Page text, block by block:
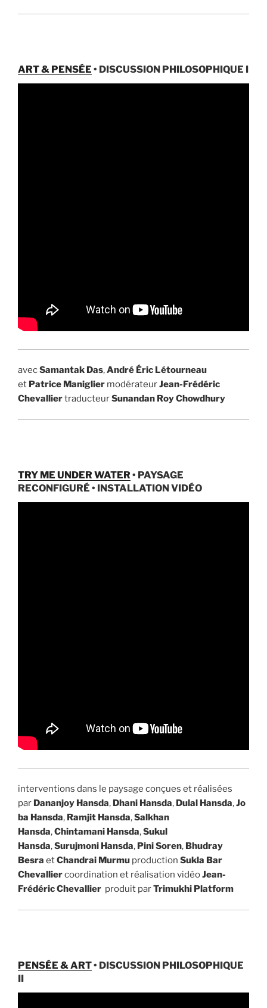
ART & PENSÉE • DISCUSSION PHILOSOPHIQUE I
avecSamantak Das,André Éric Létourneau
et Patrice Maniglier modérateurJean-Frédéric
ChevalliertraducteurSunandan Roy Chowdhury
TRY ME UNDER WATER• PAYSAGE
RECONFIGURÉ • INSTALLATION VIDÉO
interventions dans le paysage conçues et réalisées
par Dananjoy Hansda, Dhani Hansda, Dulal Hansda,Jo
ba Hansda, Ramjit Hansda,Salkhan
Hansda,Chintamani Hansda,Sukul
Hansda,Surujmoni Hansda, Pini Soren, Bhudray
Besra etChandrai Murmu production Sukla Bar
Chevalliercoordination et réalisation vidéoJean-
Frédéric Chevallier produit parTrimukhi Platform
PENSÉE & ART• DISCUSSION PHILOSOPHIQUE
II